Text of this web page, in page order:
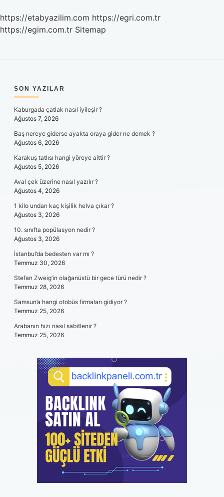
https://etabyazilim.com https://egri.com.tr
https://egim.com.tr Sitemap
SIDEBAR
SON YAZILAR
Kaburgada çatlak nasıl iyileşir ?
Ağustos 7, 2026
Baş nereye giderse ayakta oraya gider ne demek ?
Ağustos 6, 2026
Karakuş tatlısı hangi yöreye aittir ?
Ağustos 5, 2026
Aval çek üzerine nasıl yazılır ?
Ağustos 4, 2026
1 kilo undan kaç kişilik helva çıkar ?
Ağustos 3, 2026
10. sınıfta popülasyon nedir ?
Ağustos 3, 2026
İstanbul’da bedesten var mı ?
Temmuz 30, 2026
Stefan Zweig’in olağanüstü bir gece türü nedir ?
Temmuz 28, 2026
Samsun’a hangi otobüs firmaları gidiyor ?
Temmuz 25, 2026
Arabanın hızı nasıl sabitlenir ?
Temmuz 25, 2026